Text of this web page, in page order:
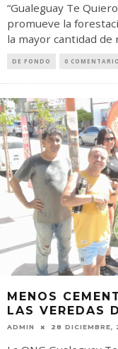
“Gualeguay Te
promueve la
la mayor cantidad
DE FONDO 0
MENOS
LAS VEREDAS
ADMIN 28 DICIEMBRE,